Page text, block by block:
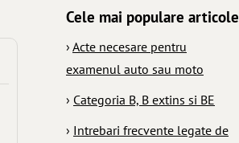
Cele mai populare articole
› Acte necesare pentru
examenul auto sau moto
› Categoria B, B extins si BE
› Intrebari frecvente legate de